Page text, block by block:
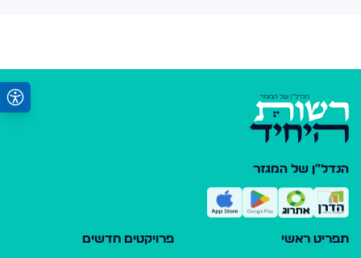
הנדל"ן של המגזר
תפריט ראשי פרויקטים חדשים